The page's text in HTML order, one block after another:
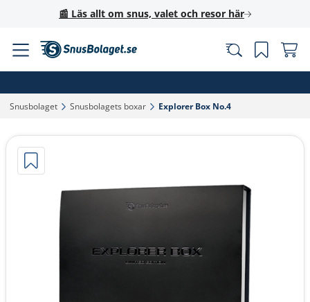
📰 Läs allt om snus, valet och resor här
Snusbolaget‎ Snusbolagets boxar‎ Explorer Box No.4‎